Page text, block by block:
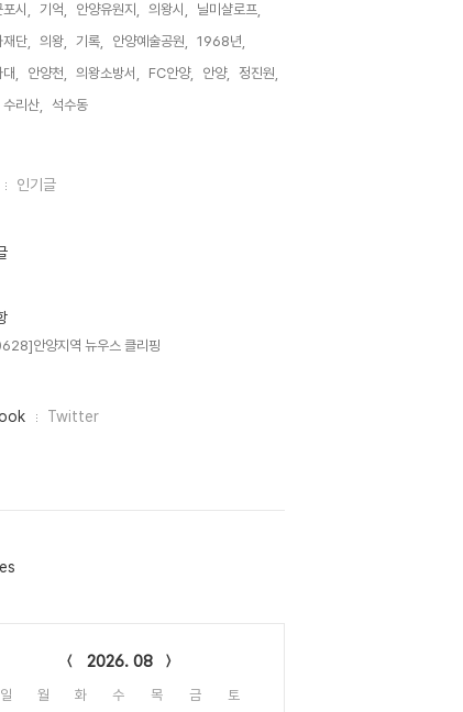
시, 기억, 안양유원지, 의왕시,
닐미샬로프,
단,
의왕, 기록, 안양예술공원,
1968년,
,
안양천, 의왕소방서, FC안양, 안양,
정진원,
수리산, 석수동,
인기글
안양지역 뉴우스 클리핑
Twitter
2026. 08
일 월 화 수 목 금 토